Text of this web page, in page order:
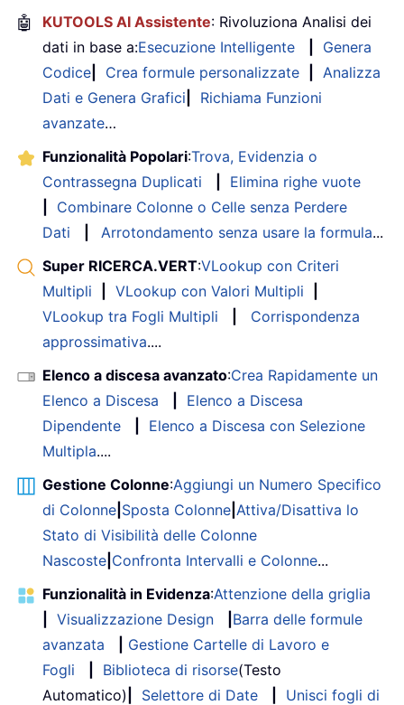
🤖 KUTOOLS AI Assistente: Rivoluziona Analisi dei
dati in base a:Esecuzione Intelligente
Genera
Codice
Crea formule personalizzate
Analizza
Dati e Genera Grafici
Richiama Funzioni
avanzate…
Funzionalità Popolari:Trova, Evidenzia o
Contrassegna Duplicati
Elimina righe vuote
Combinare Colonne o Celle senza Perdere
Dati
Arrotondamento senza usare la formula...
Super RICERCA.VERT:VLookup con Criteri
Multipli
VLookup con Valori Multipli
VLookup tra Fogli Multipli
Corrispondenza
approssimativa....
Elenco a discesa avanzato:Crea Rapidamente un
Elenco a Discesa
Elenco a Discesa
Dipendente
Elenco a Discesa con Selezione
Multipla....
Gestione Colonne:Aggiungi un Numero Specifico
di Colonne Sposta Colonne Attiva/Disattiva lo
Stato di Visibilità delle Colonne
Nascoste Confronta Intervalli e Colonne...
Funzionalità in Evidenza:Attenzione della griglia
Visualizzazione Design
Barra delle formule
avanzata
Gestione Cartelle di Lavoro e
Fogli
Biblioteca di risorse(Testo
Automatico)
Selettore di Date
Unisci fogli di